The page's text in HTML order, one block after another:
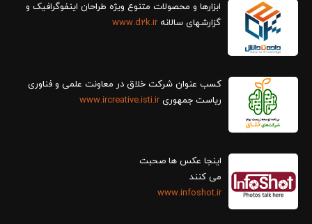
ابزارها و محصولات متنوع ویژه طراحان اینفوگرافیک و
گزارش‎های سالانه
www.d2k.ir
کسب عنوان شرکت خلاق در معاونت علمی و فناوری
ریاست جمهوریwww.ircreative.isti.ir
اینجا عکس ها صحبت
می کنند
www.infoshot.ir